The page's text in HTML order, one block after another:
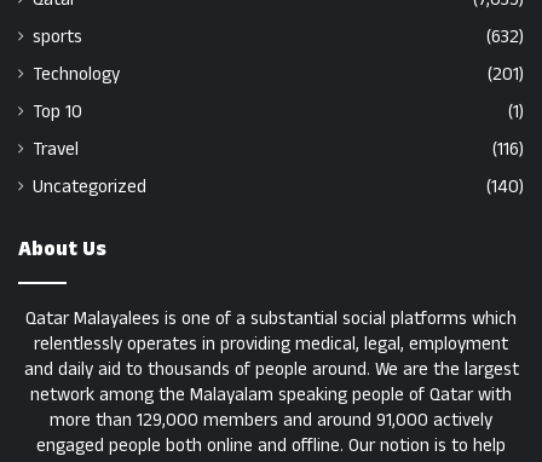
sports
(632)
Technology
(201)
Top 10
(1)
Travel
(116)
Uncategorized
(140)
About Us
Qatar Malayalees is one of a substantial social platforms which
relentlessly operates in providing medical, legal, employment
and daily aid to thousands of people around. We are the largest
network among the Malayalam speaking people of Qatar with
more than 129,000 members and around 91,000 actively
engaged people both online and offline. Our notion is to help